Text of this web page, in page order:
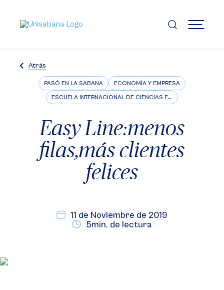
contenido
principal
MENÚ
Atrás
PASÓ EN LA SABANA ECONOMÍA Y EMPRESA
ESCUELA INTERNACIONAL DE CIENCIAS ECONÓMICAS Y ADMINISTRATIVAS
Easy Line:menos
filas,más clientes
felices
11 de Noviembre de 2019
5min. de lectura